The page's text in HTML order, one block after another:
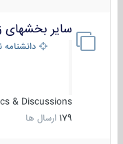
سایر بخشهای
دانشنامه
& Discussions
179 ارسال ها